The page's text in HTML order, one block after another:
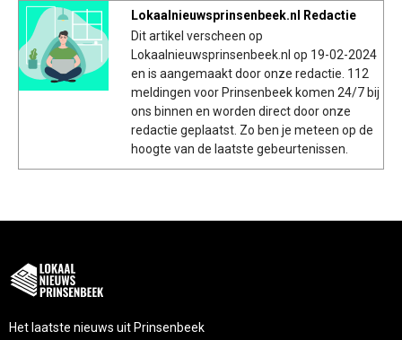
Lokaalnieuwsprinsenbeek.nl Redactie
Dit artikel verscheen op
Lokaalnieuwsprinsenbeek.nl op 19-02-2024
en is aangemaakt door onze redactie. 112
meldingen voor Prinsenbeek komen 24/7 bij
ons binnen en worden direct door onze
redactie geplaatst. Zo ben je meteen op de
hoogte van de laatste gebeurtenissen.
Het laatste nieuws uit Prinsenbeek